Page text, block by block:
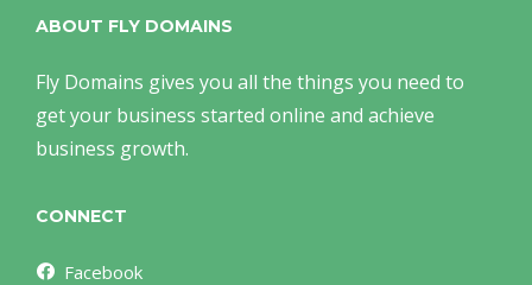
ABOUT FLY DOMAINS
Fly Domains gives you all the things you need to
get your business started online and achieve
business growth.
CONNECT
Facebook